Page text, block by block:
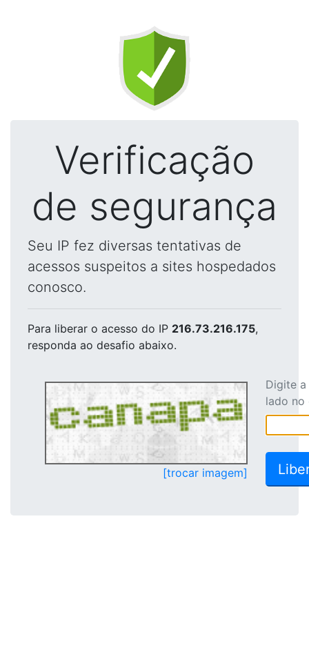
Verificação
de segurança
Seu IP fez diversas tentativas de
acessos suspeitos a sites hospedados
conosco.
Para liberar o acesso do IP 216.73.216.175,
responda ao desafio abaixo.
[trocar imagem]
Digite
lado no